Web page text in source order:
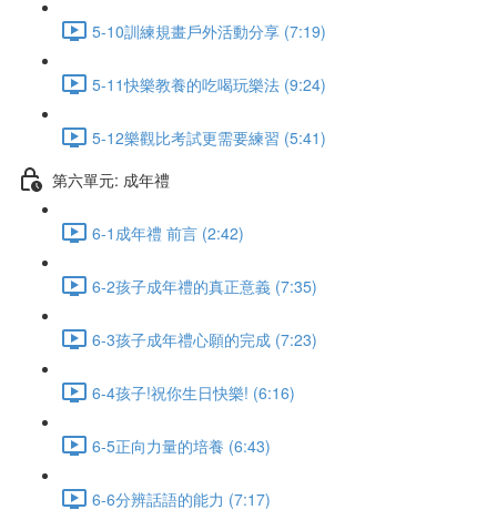
5-10訓練規畫戶外活動分享 (7:19)
5-11快樂教養的吃喝玩樂法 (9:24)
5-12樂觀比考試更需要練習 (5:41)
第六單元: 成年禮
6-1成年禮 前言 (2:42)
6-2孩子成年禮的真正意義 (7:35)
6-3孩子成年禮心願的完成 (7:23)
6-4孩子!祝你生日快樂! (6:16)
6-5正向力量的培養 (6:43)
6-6分辨話語的能力 (7:17)